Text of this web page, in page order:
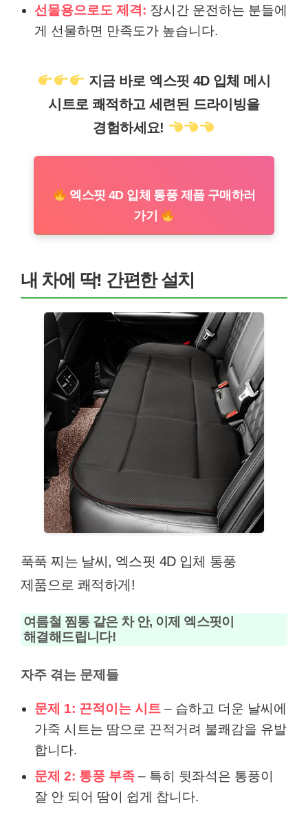
선물용으로도 제격: 장시간 운전하는 분들에
게 선물하면 만족도가 높습니다.
지금 바로 엑스핏 4D 입체 메시
시트로 쾌적하고 세련된 드라이빙을
경험하세요!
엑스핏 4D 입체 통풍 제품 구매하러
가기
내 차에 딱! 간편한 설치
푹푹 찌는 날씨, 엑스핏 4D 입체 통풍
제품으로 쾌적하게!
여름철 찜통 같은 차 안, 이제 엑스핏이
해결해드립니다!
자주 겪는 문제들
문제 1: 끈적이는 시트 – 습하고 더운 날씨에
가죽 시트는 땀으로 끈적거려 불쾌감을 유발
합니다.
문제 2: 통풍 부족 – 특히 뒷좌석은 통풍이
잘 안 되어 땀이 쉽게 찹니다.